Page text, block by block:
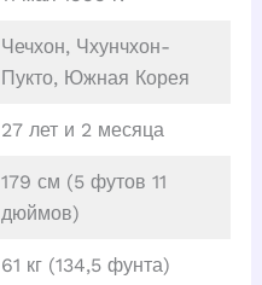
Чечхон, Чхунчхон-
Пукто, Южная Корея
27 лет и 2 месяца
179 см (5 футов 11
дюймов)
61 кг (134,5 фунта)